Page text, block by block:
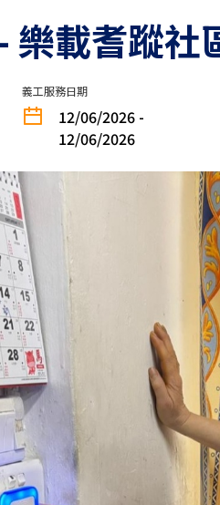
載耆蹤社
義工服務日期
12/06/2026 -
12/06/2026